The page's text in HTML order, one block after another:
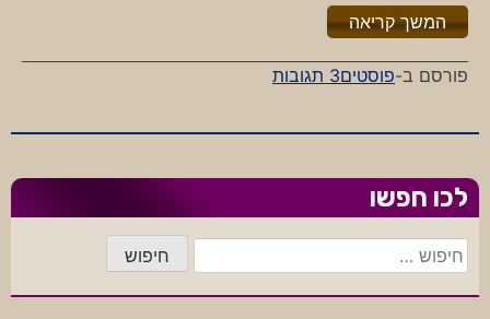
המשך קריאה"%s"
פורסם ב-פוסטים3 תגובות
על
טובה
לכו חפשו
חיפוש: